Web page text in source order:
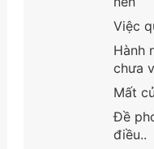
Việc
Hành
chưa
Mất
Đề
điều..